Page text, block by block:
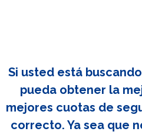
Si usted está
pueda obtener la
mejores cuotas de
correcto. Ya sea que